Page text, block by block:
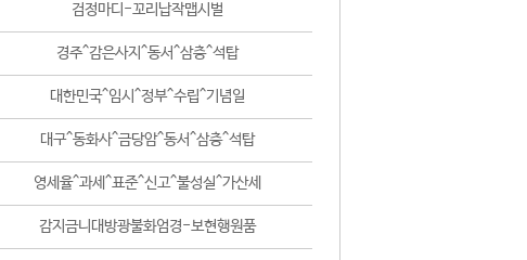
검정마디-꼬리납작맵시벌
경주^감은사지^동서^삼층^석탑
대한민국^임시^정부^수립^기념일
대구^동화사^금당암^동서^삼층^석탑
영세율^과세^표준^신고^불성실^가산세
감지금니대방광불화엄경-보현행원품